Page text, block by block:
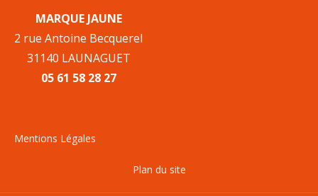
MARQUE JAUNE
2 rue Antoine Becquerel
31140 LAUNAGUET
05 61 58 28 27
Mentions Légales
Plan du site